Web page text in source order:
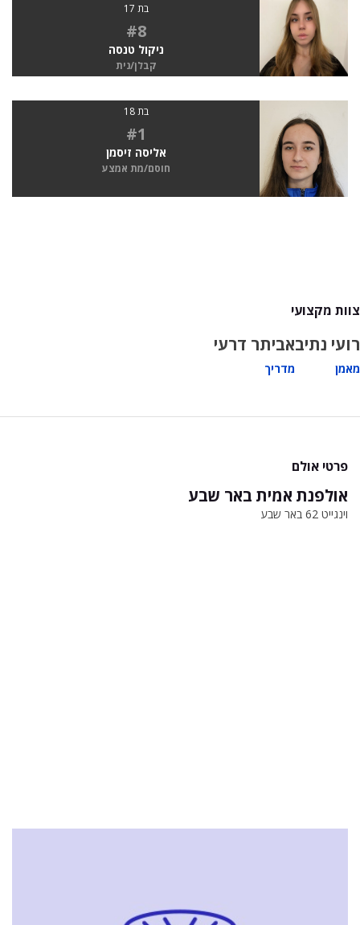
בת 17
#8
ניקול טנסה
קבלן/נית
בת 18
#1
אליסה זיסמן
חוסם/מת אמצע
צוות מקצועי
רועי נתיב
מאמן
אביתר דרעי
מדריך
פרטי אולם
אולפנת אמית באר שבע
וינגייט 62 באר שבע